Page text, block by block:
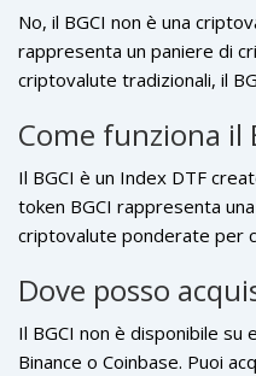
interamente dalle
sottostanti, senza
indipendente.
No, il BGCI non è una
rappresenta un paniere di
criptovalute tradizionali, il
sottostanti.
Come funziona il
Il BGCI è un Index DTF
token BGCI rappresenta
criptovalute ponderate per
variazioni dei prezzi delle
un modo semplice per
un unico token.
Dove posso
Il BGCI non è disponibile su
Binance o Coinbase. Puoi